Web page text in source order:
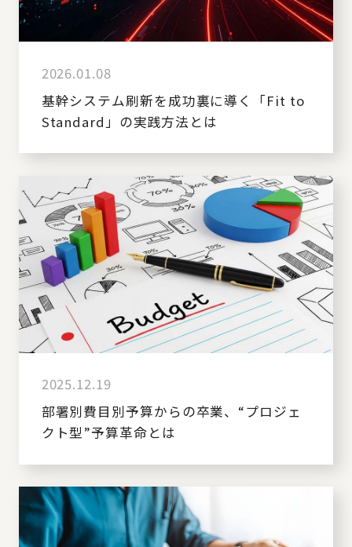
2026.01.08
基幹システム刷新を成功裏に導く「Fit to
Standard」の実践方法とは
2025.12.19
部署別費目別予算からの卒業、“プロジェ
クト型”予算革命とは